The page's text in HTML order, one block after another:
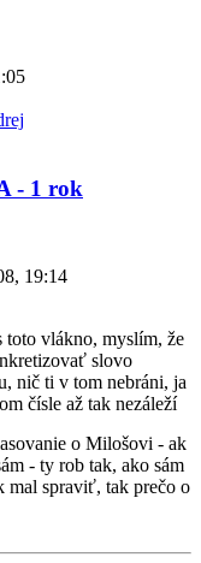
- 1 rok
19:14
toto vlákno, myslím, že
slovo
nič ti v tom nebráni, ja
čísle až tak nezáleží
o Milošovi - ak
- ty rob tak, ako sám
mal spraviť, tak prečo o